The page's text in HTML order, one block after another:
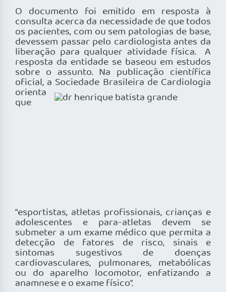
O documento foi emitido em resposta à
consulta acerca da necessidade de que todos
os pacientes, com ou sem patologias de base,
devessem passar pelo cardiologista antes da
liberação para qualquer atividade física. A
resposta da entidade se baseou em estudos
sobre o assunto. Na publicação científica
oficial, a Sociedade Brasileira de Cardiologia
orienta
que
“esportistas, atletas profissionais, crianças e
adolescentes e para-atletas devem se
submeter a um exame médico que permita a
detecção de fatores de risco, sinais e
sintomas sugestivos de doenças
cardiovasculares, pulmonares, metabólicas
ou do aparelho locomotor, enfatizando a
anamnese e o exame físico”.